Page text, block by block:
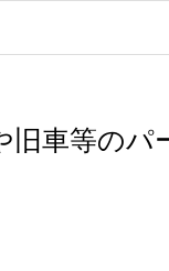
車等の